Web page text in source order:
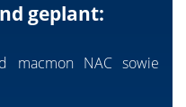
geplant:
macmon NAC sowie